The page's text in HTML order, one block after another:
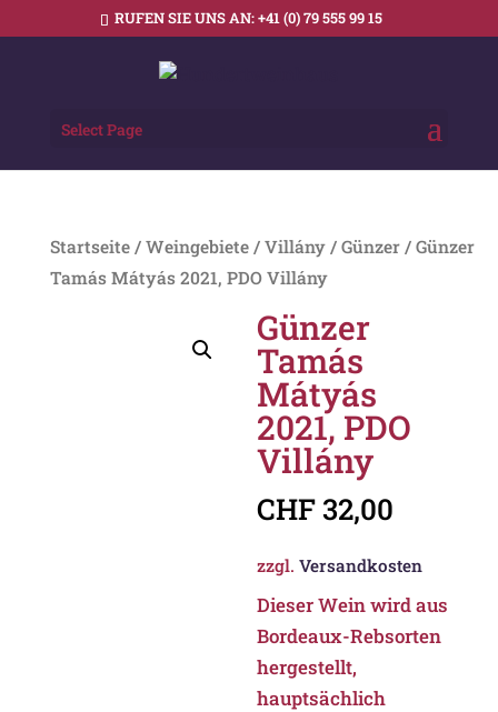
RUFEN SIE UNS AN:+41 (0) 79 555 99 15
Select Page
Startseite/ Weingebiete/ Villány/ Günzer/ Günzer
Tamás Mátyás 2021, PDO Villány
Günzer
Tamás
Mátyás
2021, PDO
Villány
CHF32,00
zzgl.Versandkosten
Dieser Wein wird aus
Bordeaux-Rebsorten
hergestellt,
hauptsächlich